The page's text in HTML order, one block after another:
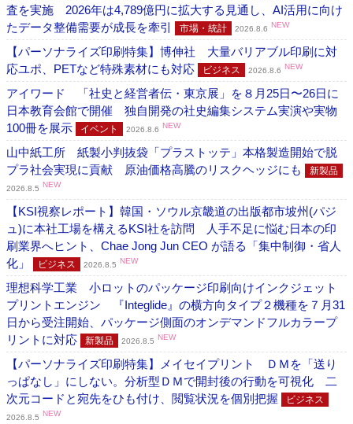
査を実施 2026年は4,789億円に拡大する見通し、AI活用に向け
たデータ整備需要が成長を牽引
市場・統計 2026.8.6 NEW
【パーソナライズ印刷特集】博伸社 大量バリアブル印刷に対
応ユポ、PETなど特殊素材にも対応
ビジネス 2026.8.6 NEW
アイワード 「社史と経営者伝・東京展」を８月25日〜26日に
日本教育会館で開催 独自開発の社史編集システム実演や実物
100冊を展示
イベント 2026.8.6 NEW
山中紙工所 紙製小判抜袋「プラストッテ」本格製造開始で脱
プラ社会実現に貢献 原油価格高騰のリスクヘッジにも
新製品
2026.8.5 NEW
【KSI視察レポート】韓国・ソウル京畿道の出版都市坡州(パジ
ュ)に本社工場を構えるKSI社を訪問 人手不足に悩む日本の印
刷業界へヒント、Chae Jong Jun CEO が語る「集中制御・省人
化」
ビジネス 2026.8.5 NEW
理想科学工業 小ロットのパッケージ印刷向けインクジェット
プリントエンジン 『Integlide』の横方向タイプ２機種を７月31
日から受注開始、パッケージ側面のオンデマンドフルカラープ
リントに対応
新製品 2026.8.5 NEW
【パーソナライズ印刷特集】メイセイプリント ＤＭを「送り
っぱなし」にしない。分析型ＤＭで開封後の行動を可視化 二
次元コードと宛先をひも付け、閲覧状況を個別把握
ビジネス
2026.8.5 NEW